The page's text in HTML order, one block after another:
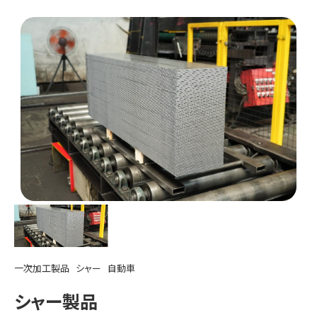
一次加工製品 シャー 自動車
シャー製品